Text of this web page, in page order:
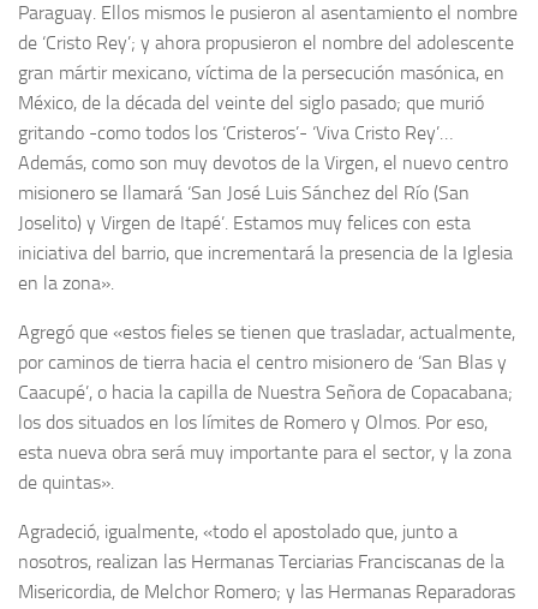
Paraguay. Ellos mismos le pusieron al asentamiento el nombre
de ‘Cristo Rey’; y ahora propusieron el nombre del adolescente
gran mártir mexicano, víctima de la persecución masónica, en
México, de la década del veinte del siglo pasado; que murió
gritando -como todos los ‘Cristeros’- ‘Viva Cristo Rey’…
Además, como son muy devotos de la Virgen, el nuevo centro
misionero se llamará ‘San José Luis Sánchez del Río (San
Joselito) y Virgen de Itapé’. Estamos muy felices con esta
iniciativa del barrio, que incrementará la presencia de la Iglesia
en la zona».
Agregó que «estos fieles se tienen que trasladar, actualmente,
por caminos de tierra hacia el centro misionero de ‘San Blas y
Caacupé’, o hacia la capilla de Nuestra Señora de Copacabana;
los dos situados en los límites de Romero y Olmos. Por eso,
esta nueva obra será muy importante para el sector, y la zona
de quintas».
Agradeció, igualmente, «todo el apostolado que, junto a
nosotros, realizan las Hermanas Terciarias Franciscanas de la
Misericordia, de Melchor Romero; y las Hermanas Reparadoras